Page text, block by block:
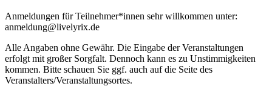
Anmeldungen für Teilnehmer*innen sehr willkommen unter:
anmeldung@livelyrix.de
Alle Angaben ohne Gewähr. Die Eingabe der Veranstaltungen
erfolgt mit großer Sorgfalt. Dennoch kann es zu Unstimmigkeiten
kommen. Bitte schauen Sie ggf. auch auf die Seite des
Veranstalters/Veranstaltungsortes.